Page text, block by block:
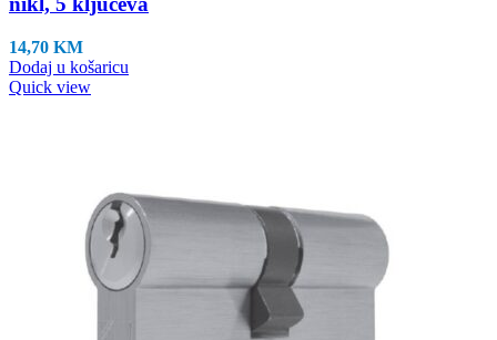
14,70 KM
Dodaj u košaricu
Quick view